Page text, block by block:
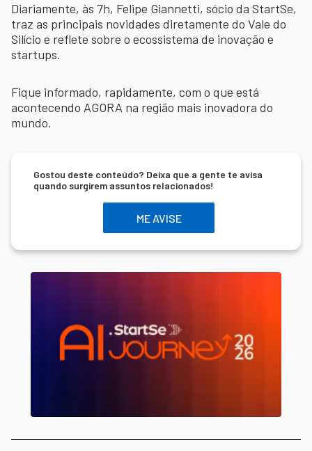
Diariamente, às 7h, Felipe Giannetti, sócio da StartSe,
traz as principais novidades diretamente do Vale do
Silício e reflete sobre o ecossistema de inovação e
startups.
Fique informado, rapidamente, com o que está
acontecendo AGORA na região mais inovadora do
mundo.
Gostou deste conteúdo? Deixa que a gente te avisa
quando surgirem assuntos relacionados!
ME AVISE